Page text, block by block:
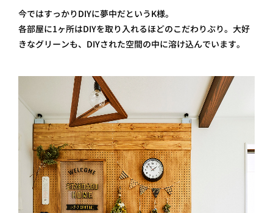
今ではすっかりDIYに夢中だというK様。
各部屋に1ヶ所はDIYを取り入れるほどのこだわりぶり。大好
きなグリーンも、DIYされた空間の中に溶け込んでいます。